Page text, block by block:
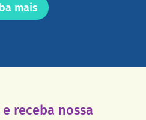
mais
receba nossa